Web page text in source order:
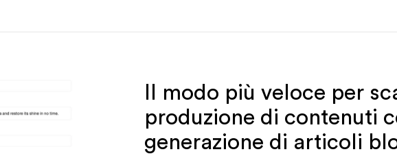
Il modo più veloce per
produzione di contenuti
generazione di articoli